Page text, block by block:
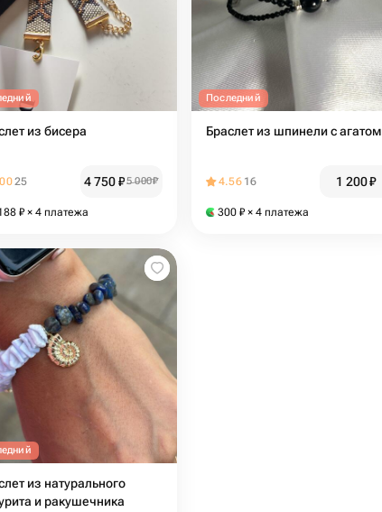
из бисера
25 4 750₽5 000₽
₽ × 4 платежа
Последний
Браслет из шпинели с агатом
4.56 16 1 200₽
300 ₽ × 4 платежа
из натурального
и ракушечника